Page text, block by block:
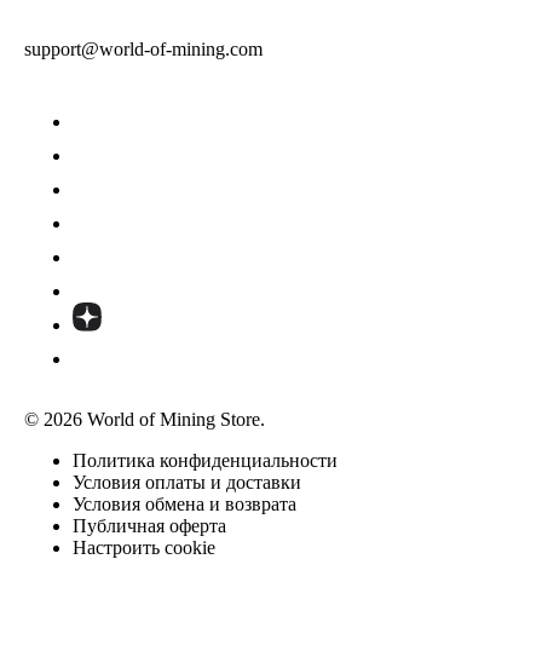
support@world-of-mining.com
© 2026 World of Mining Store.
Политика конфиденциальности
Условия оплаты и доставки
Условия обмена и возврата
Публичная оферта
Настроить cookie